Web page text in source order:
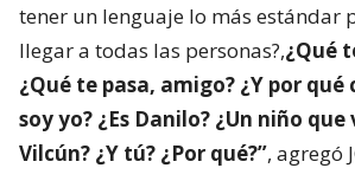
tener un lenguaje lo más estándar
llegar a todas las personas?,¿Qué
¿Qué te pasa, amigo? ¿Y por
soy yo? ¿Es Danilo? ¿Un niño
Vilcún? ¿Y tú? ¿Por qué?”, agregó